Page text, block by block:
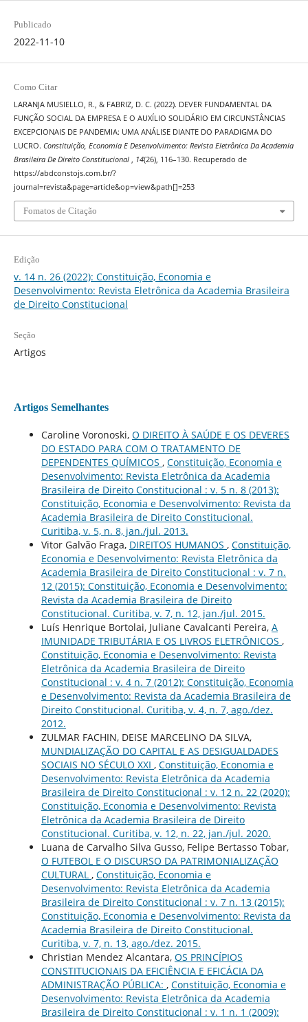
Publicado
2022-11-10
Como Citar
LARANJA MUSIELLO, R., & FABRIZ, D. C. (2022). DEVER FUNDAMENTAL DA
FUNÇÃO SOCIAL DA EMPRESA E O AUXÍLIO SOLIDÁRIO EM CIRCUNSTÂNCIAS
EXCEPCIONAIS DE PANDEMIA: UMA ANÁLISE DIANTE DO PARADIGMA DO
LUCRO. Constituição, Economia E Desenvolvimento: Revista Eletrônica Da Academia
Brasileira De Direito Constitucional
14(26), 116–130. Recuperado de
https://abdconstojs.com.br/?
journal=revista&page=article&op=view&path[]=253
Fomatos de Citação
Edição
v. 14 n. 26 (2022): Constituição, Economia e
Desenvolvimento: Revista Eletrônica da Academia Brasileira
de Direito Constitucional
Seção
Artigos
Artigos Semelhantes
Caroline Voronoski, O DIREITO À SAÚDE E OS DEVERES
DO ESTADO PARA COM O TRATAMENTO DE
DEPENDENTES QUÍMICOS , Constituição, Economia e
Desenvolvimento: Revista Eletrônica da Academia
Brasileira de Direito Constitucional : v. 5 n. 8 (2013):
Constituição, Economia e Desenvolvimento: Revista da
Academia Brasileira de Direito Constitucional.
Curitiba, v. 5, n. 8, jan./jul. 2013.
Vitor Galvão Fraga, DIREITOS HUMANOS , Constituição,
Economia e Desenvolvimento: Revista Eletrônica da
Academia Brasileira de Direito Constitucional : v. 7 n.
12 (2015): Constituição, Economia e Desenvolvimento:
Revista da Academia Brasileira de Direito
Constitucional. Curitiba, v. 7, n. 12, jan./jul. 2015.
Luís Henrique Bortolai, Juliane Cavalcanti Pereira, A
IMUNIDADE TRIBUTÁRIA E OS LIVROS ELETRÔNICOS ,
Constituição, Economia e Desenvolvimento: Revista
Eletrônica da Academia Brasileira de Direito
Constitucional : v. 4 n. 7 (2012): Constituição, Economia
e Desenvolvimento: Revista da Academia Brasileira de
Direito Constitucional. Curitiba, v. 4, n. 7, ago./dez.
2012.
ZULMAR FACHIN, DEISE MARCELINO DA SILVA,
MUNDIALIZAÇÃO DO CAPITAL E AS DESIGUALDADES
SOCIAIS NO SÉCULO XXI , Constituição, Economia e
Desenvolvimento: Revista Eletrônica da Academia
Brasileira de Direito Constitucional : v. 12 n. 22 (2020):
Constituição, Economia e Desenvolvimento: Revista
Eletrônica da Academia Brasileira de Direito
Constitucional. Curitiba, v. 12, n. 22, jan./jul. 2020.
Luana de Carvalho Silva Gusso, Felipe Bertasso Tobar,
O FUTEBOL E O DISCURSO DA PATRIMONIALIZAÇÃO
CULTURAL , Constituição, Economia e
Desenvolvimento: Revista Eletrônica da Academia
Brasileira de Direito Constitucional : v. 7 n. 13 (2015):
Constituição, Economia e Desenvolvimento: Revista da
Academia Brasileira de Direito Constitucional.
Curitiba, v. 7, n. 13, ago./dez. 2015.
Christian Mendez Alcantara, OS PRINCÍPIOS
CONSTITUCIONAIS DA EFICIÊNCIA E EFICÁCIA DA
ADMINISTRAÇÃO PÚBLICA: , Constituição, Economia e
Desenvolvimento: Revista Eletrônica da Academia
Brasileira de Direito Constitucional : v. 1 n. 1 (2009):